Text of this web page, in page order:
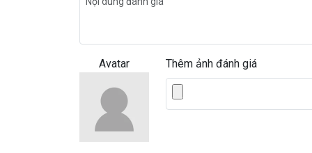
Avatar Thêm ảnh đánh giá